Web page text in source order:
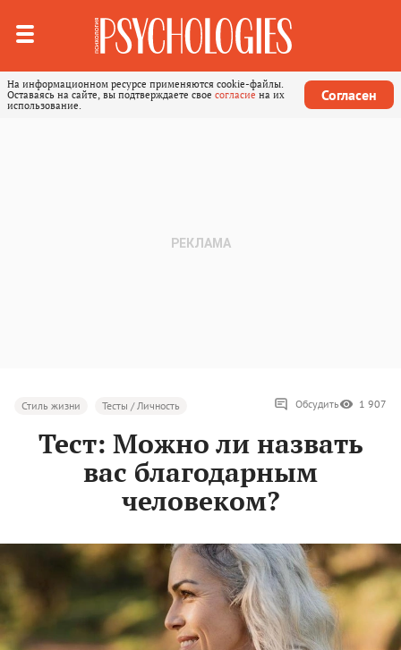
На информационном ресурсе применяются cookie-файлы.
Оставаясь на сайте, вы подтверждаете свое согласие на их
использование.
Согласен
Стиль жизни Тесты / Личность Обсудить 1 907
Тест: Можно ли назвать
вас благодарным
человеком?